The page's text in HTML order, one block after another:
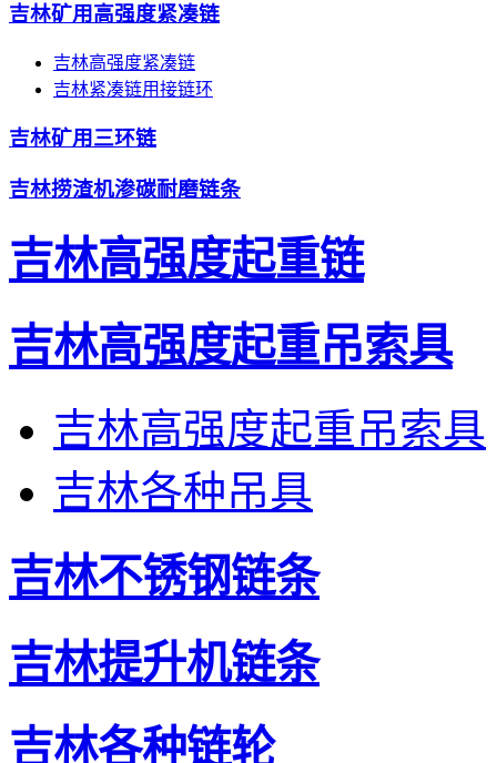
吉林矿用高强度紧凑链
吉林高强度紧凑链
吉林紧凑链用接链环
吉林矿用三环链
吉林捞渣机渗碳耐磨链条
吉林高强度起重链
吉林高强度起重吊索具
吉林高强度起重吊索具
吉林各种吊具
吉林不锈钢链条
吉林提升机链条
吉林各种链轮